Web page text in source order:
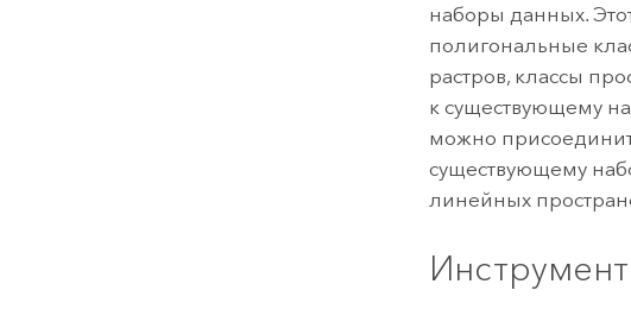
наборы данных.
полигональные
растров, классы
к существующему
можно
существующему
линейных